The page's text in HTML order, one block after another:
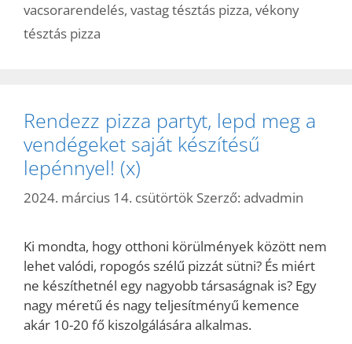
vacsorarendelés, vastag tésztás pizza, vékony
tésztás pizza
Rendezz pizza partyt, lepd meg a
vendégeket saját készítésű
lepénnyel! (x)
2024. március 14. csütörtök Szerző: advadmin
Ki mondta, hogy otthoni körülmények között nem
lehet valódi, ropogós szélű pizzát sütni? És miért
ne készíthetnél egy nagyobb társaságnak is? Egy
nagy méretű és nagy teljesítményű kemence
akár 10-20 fő kiszolgálására alkalmas.